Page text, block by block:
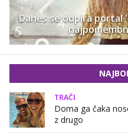
Danes se odpira portal
TRAČI
Doma ga čaka
z drugo